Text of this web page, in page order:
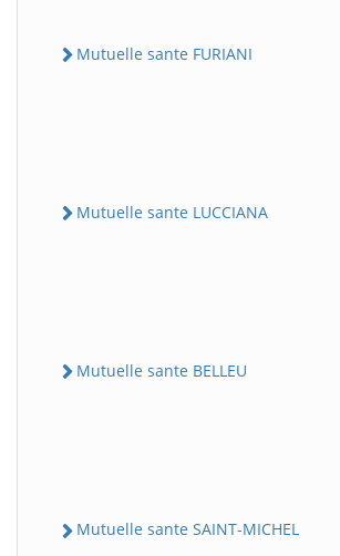
Mutuelle sante FURIANI
Mutuelle sante LUCCIANA
Mutuelle sante BELLEU
Mutuelle sante SAINT-MICHEL